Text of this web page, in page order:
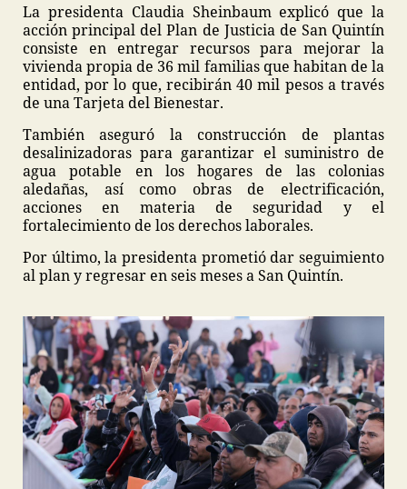
La presidenta Claudia Sheinbaum explicó que la
acción principal del Plan de Justicia de San Quintín
consiste en entregar recursos para mejorar la
vivienda propia de 36 mil familias que habitan de la
entidad, por lo que, recibirán 40 mil pesos a través
de una Tarjeta del Bienestar.
También aseguró la construcción de plantas
desalinizadoras para garantizar el suministro de
agua potable en los hogares de las colonias
aledañas, así como obras de electrificación,
acciones en materia de seguridad y el
fortalecimiento de los derechos laborales.
Por último, la presidenta prometió dar seguimiento
al plan y regresar en seis meses a San Quintín.